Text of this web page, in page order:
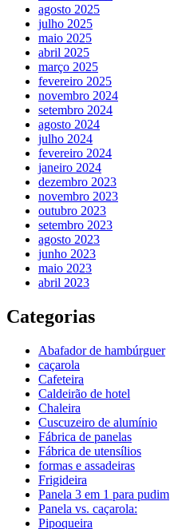
agosto 2025
julho 2025
maio 2025
abril 2025
março 2025
fevereiro 2025
novembro 2024
setembro 2024
agosto 2024
julho 2024
fevereiro 2024
janeiro 2024
dezembro 2023
novembro 2023
outubro 2023
setembro 2023
agosto 2023
junho 2023
maio 2023
abril 2023
Categorias
Abafador de hambúrguer
caçarola
Cafeteira
Caldeirão de hotel
Chaleira
Cuscuzeiro de alumínio
Fábrica de panelas
Fábrica de utensílios
formas e assadeiras
Frigideira
Panela 3 em 1 para pudim
Panela vs. caçarola:
Pipoqueira